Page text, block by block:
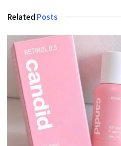
Related Posts